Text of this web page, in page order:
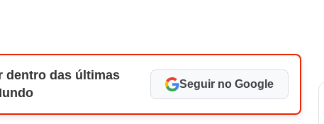
dentro das últimas
Seguir no Google